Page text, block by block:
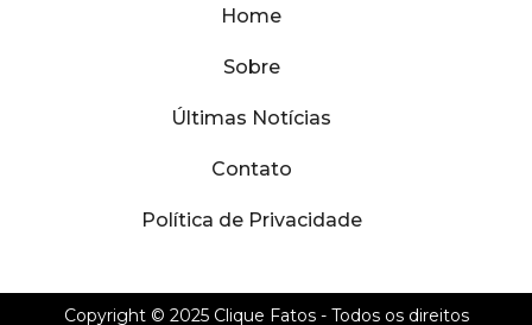
Home
Sobre
Últimas Notícias
Contato
Política de Privacidade
Copyright © 2025 Clique Fatos- Todos os direitos